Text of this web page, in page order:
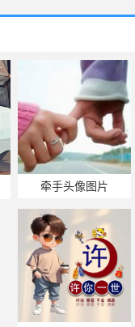
牵手头像图片